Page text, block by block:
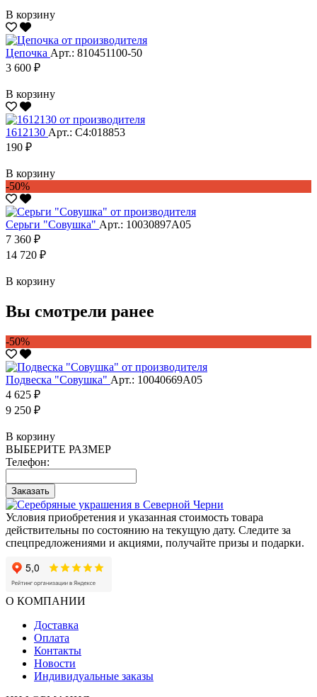
В корзину
Цепочка Арт.: 810451100-50
3 600 ₽
В корзину
1612130 Арт.: С4:018853
190 ₽
В корзину
-50%
Серьги "Совушка" Арт.: 10030897А05
7 360 ₽
14 720 ₽
В корзину
Вы смотрели ранее
-50%
Подвеска "Совушка" Арт.: 10040669А05
4 625 ₽
9 250 ₽
В корзину
ВЫБЕРИТЕ РАЗМЕР
Телефон:
Заказать
Условия приобретения и указанная стоимость товара
действительны по состоянию на текущую дату. Следите за
спецпредложениями и акциями, получайте призы и подарки.
О КОМПАНИИ
Доставка
Оплата
Контакты
Новости
Индивидуальные заказы